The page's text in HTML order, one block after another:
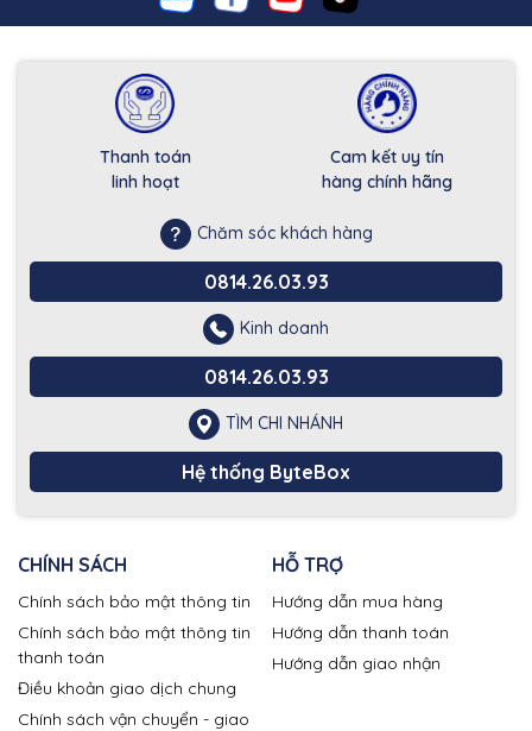
Thanh toán
linh hoạt
Cam kết uy tín
hàng chính hãng
Chăm sóc khách hàng
0814.26.03.93
Kinh doanh
0814.26.03.93
TÌM CHI NHÁNH
Hệ thống ByteBox
CHÍNH SÁCH
Chính sách bảo mật thông tin
Chính sách bảo mật thông tin
thanh toán
Điều khoản giao dịch chung
Chính sách vận chuyển - giao
HỖ TRỢ
Hướng dẫn mua hàng
Hướng dẫn thanh toán
Hướng dẫn giao nhận